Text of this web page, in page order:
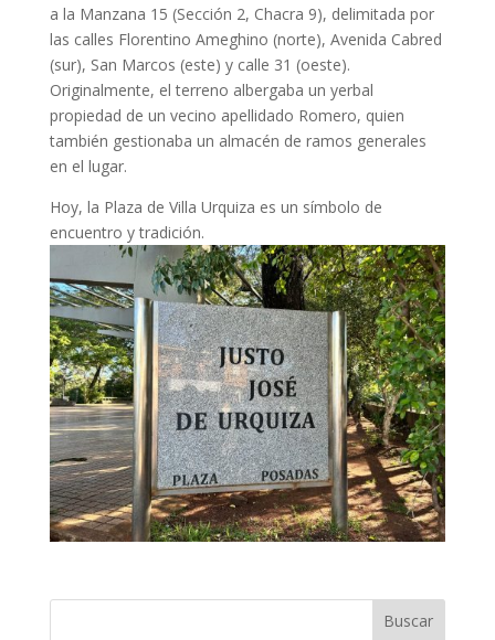
a la Manzana 15 (Sección 2, Chacra 9), delimitada por
las calles Florentino Ameghino (norte), Avenida Cabred
(sur), San Marcos (este) y calle 31 (oeste).
Originalmente, el terreno albergaba un yerbal
propiedad de un vecino apellidado Romero, quien
también gestionaba un almacén de ramos generales
en el lugar.
Hoy, la Plaza de Villa Urquiza es un símbolo de
encuentro y tradición.
Buscar